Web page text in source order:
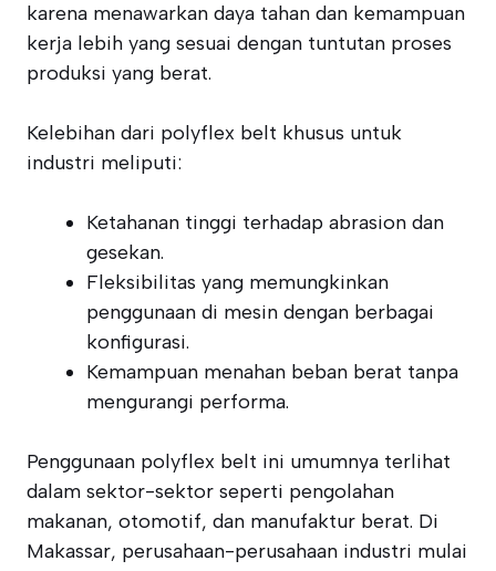
karena menawarkan daya tahan dan kemampuan
kerja lebih yang sesuai dengan tuntutan proses
produksi yang berat.
Kelebihan dari polyflex belt khusus untuk
industri meliputi:
Ketahanan tinggi terhadap abrasion dan
gesekan.
Fleksibilitas yang memungkinkan
penggunaan di mesin dengan berbagai
konfigurasi.
Kemampuan menahan beban berat tanpa
mengurangi performa.
Penggunaan polyflex belt ini umumnya terlihat
dalam sektor-sektor seperti pengolahan
makanan, otomotif, dan manufaktur berat. Di
Makassar, perusahaan-perusahaan industri mulai